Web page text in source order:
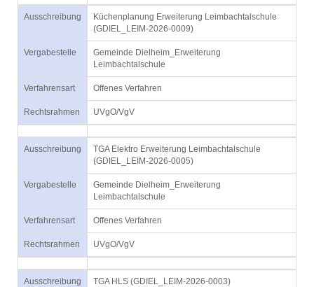
Ausschreibung
Küchenplanung Erweiterung Leimbachtalschule
(GDIEL_LEIM-2026-0009)
Vergabestelle
Gemeinde Dielheim_Erweiterung
Leimbachtalschule
Verfahrensart Offenes Verfahren
Rechtsrahmen UVgO/VgV
Ausschreibung
TGA Elektro Erweiterung Leimbachtalschule
(GDIEL_LEIM-2026-0005)
Vergabestelle
Gemeinde Dielheim_Erweiterung
Leimbachtalschule
Verfahrensart Offenes Verfahren
Rechtsrahmen UVgO/VgV
Ausschreibung TGA HLS (GDIEL_LEIM-2026-0003)